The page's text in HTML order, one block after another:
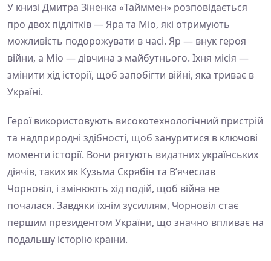
У книзі Дмитра Зіненка «Тайммен» розповідається
про двох підлітків — Яра та Міо, які отримують
можливість подорожувати в часі. Яр — внук героя
війни, а Міо — дівчина з майбутнього. Їхня місія —
змінити хід історії, щоб запобігти війні, яка триває в
Україні.
Герої використовують високотехнологічний пристрій
та надприродні здібності, щоб зануритися в ключові
моменти історії. Вони рятують видатних українських
діячів, таких як Кузьма Скрябін та В’ячеслав
Чорновіл, і змінюють хід подій, щоб війна не
почалася. Завдяки їхнім зусиллям, Чорновіл стає
першим президентом України, що значно впливає на
подальшу історію країни.